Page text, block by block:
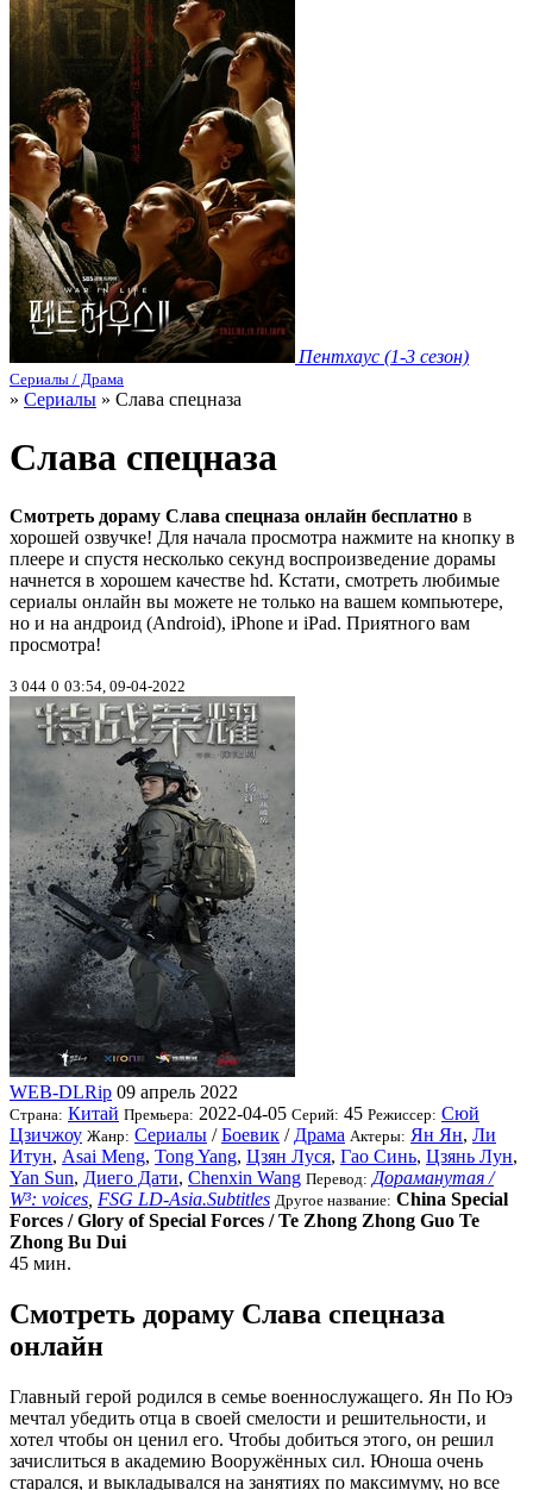
Пентхаус (1-3 сезон)
Сериалы / Драма
» Сериалы » Слава спецназа
Слава спецназа
Смотреть дораму Слава спецназа онлайн бесплатно в
хорошей озвучке! Для начала просмотра нажмите на кнопку в
плеере и спустя несколько секунд воспроизведение дорамы
начнется в хорошем качестве hd. Кстати, смотреть любимые
сериалы онлайн вы можете не только на вашем компьютере,
но и на андроид (Android), iPhone и iPad. Приятного вам
просмотра!
3 044 0 03:54, 09-04-2022
WEB-DLRip 09 апрель 2022
Страна: Китай Премьера: 2022-04-05 Серий: 45 Режиссер: Сюй
Цзичжоу Жанр: Сериалы /Боевик / Драма Актеры: Ян Ян, Ли
Итун, Asai Meng, Tong Yang, Цзян Луся, Гао Синь, Цзянь Лун,
Yan Sun, Диего Дати, Chenxin Wang Перевод: Дораманутая /
W³: voices FSG LD-Asia.Subtitles Другое название: China Special
Forces / Glory of Special Forces / Te Zhong Zhong Guo Te
Zhong Bu Dui
45 мин.
Смотреть дораму Слава спецназа
онлайн
Главный герой родился в семье военнослужащего. Ян По Юэ
мечтал убедить отца в своей смелости и решительности, и
хотел чтобы он ценил его. Чтобы добиться этого, он решил
зачислиться в академию Вооружённых сил. Юноша очень
старался, и выкладывался на занятиях по максимуму, но все